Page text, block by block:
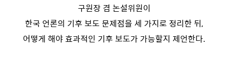
구원장 겸 논설위원이
한국 언론의 기후 보도 문제점을 세 가지로 정리한 뒤,
어떻게 해야 효과적인 기후 보도가 가능할지 제언한다.